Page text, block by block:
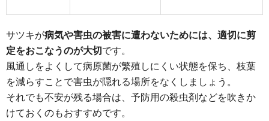
サツキが病気や害虫の被害に遭わないためには、適切に剪
定をおこなうのが大切です。
風通しをよくして病原菌が繁殖しにくい状態を保ち、枝葉
を減らすことで害虫が隠れる場所をなくしましょう。
それでも不安が残る場合は、予防用の殺虫剤などを吹きか
けておくのもおすすめです。